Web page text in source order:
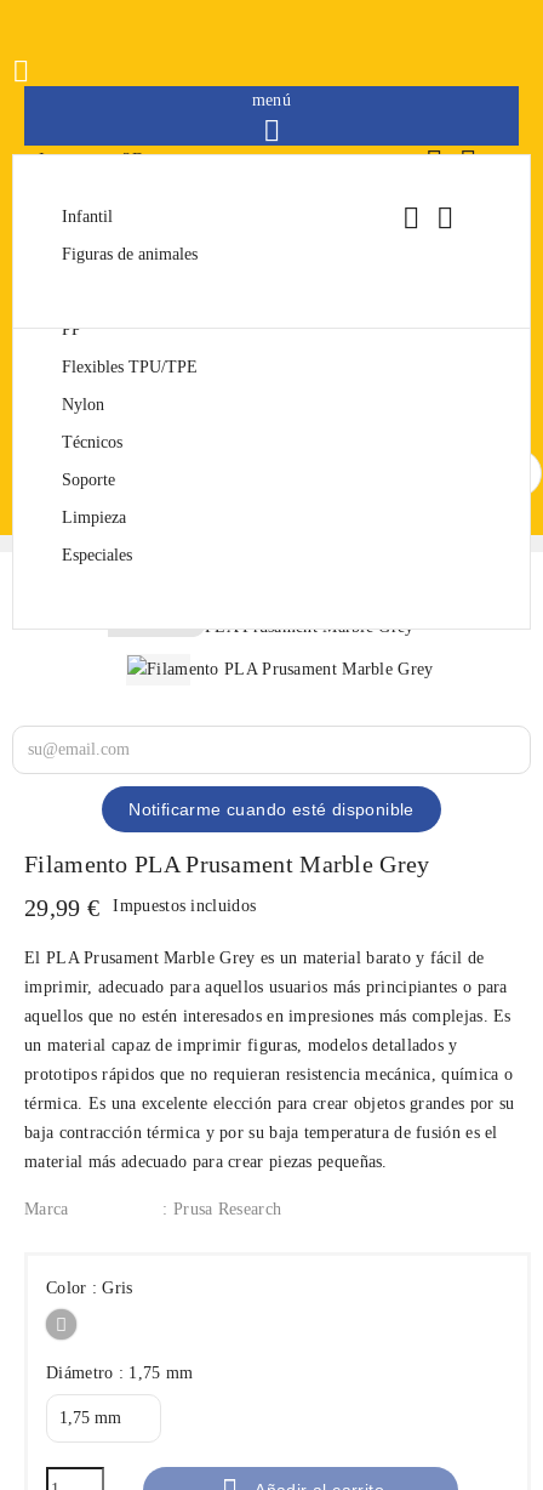

menú

 
Impresoras 3D
FDM
SLA
PLA
PET/PETG
PP
Flexibles TPU/TPE
Nylon
Técnicos
Soporte
Limpieza
Especiales
Resinas
Consumibles
 
Infantil
Figuras de animales
Iniciar sesión
Notificarme cuando esté disponible
Filamento PLA Prusament Marble Grey
29,99 €
Impuestos incluidos
El PLA Prusament Marble Grey es un material barato y fácil de
imprimir, adecuado para aquellos usuarios más principiantes o para
aquellos que no estén interesados en impresiones más complejas. Es
un material capaz de imprimir figuras, modelos detallados y
prototipos rápidos que no requieran resistencia mecánica, química o
térmica. Es una excelente elección para crear objetos grandes por su
baja contracción térmica y por su baja temperatura de fusión es el
material más adecuado para crear piezas pequeñas.
Marca : Prusa Research
Color : Gris
Diámetro : 1,75 mm